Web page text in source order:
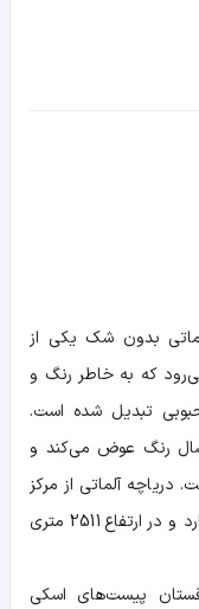
بدون شک یکی از
که به خاطر رنگ و
تبدیل شده است.
رنگ عوض می‌کند و
دریاچه آلماتی از مرکز
شهر آلماتی، 15 کیلومتر رو به جنوب فاصله دارد و در ارتفاع 2511 متری
پیست‌های اسکی